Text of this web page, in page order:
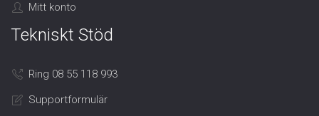
Mitt konto
Tekniskt Stöd
Ring 08 55 118 993
Supportformulär